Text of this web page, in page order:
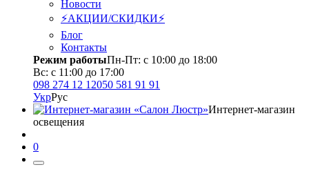
Новости
⚡АКЦИИ/СКИДКИ⚡
Блог
Контакты
Режим работыПн-Пт: с 10:00 до 18:00
Вс: с 11:00 до 17:00
098 274 12 12050 581 91 91
УкрРус
Интернет-магазин
освещения
0